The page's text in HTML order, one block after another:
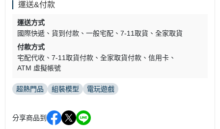
運送&付款
運送方式
國際快遞
貨到付款 一般宅配 7-11取貨
全家取貨
付款方式
宅配代收
7-11取貨付款 全家取貨付款
信用卡
ATM 虛擬帳號
超熱門品 組裝模型 電玩遊戲
分享商品到